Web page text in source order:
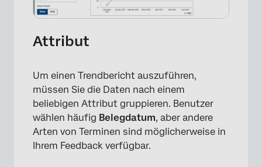
Attribut
Um einen Trendbericht auszuführen,
müssen Sie die Daten nach einem
beliebigen Attribut gruppieren. Benutzer
wählen häufig Belegdatum, aber andere
Arten von Terminen sind möglicherweise in
Ihrem Feedback verfügbar.